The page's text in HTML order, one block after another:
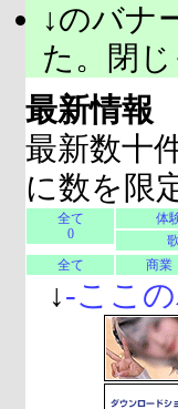
↓のバナ
た。閉
最新情報
最新数十
に数を限
全て
0
体
全て
商業
↓-ここ